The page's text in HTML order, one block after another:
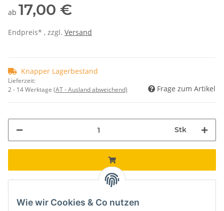
ab 17,00 €
Endpreis* , zzgl. Versand
Knapper Lagerbestand
Lieferzeit:
2 - 14 Werktage (AT - Ausland abweichend) Frage zum Artikel
Stk
Loading... Komponenten werden geladen ...
Wie wir Cookies & Co nutzen